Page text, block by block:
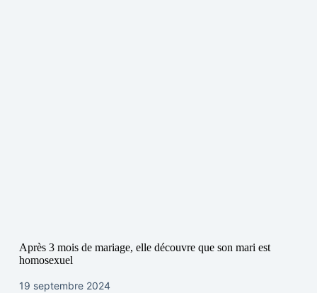
Après 3 mois de mariage, elle découvre que son mari est
homosexuel
19 septembre 2024